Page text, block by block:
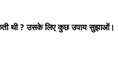
थी ? उसके लिए कुछ उपाय सुझाओं।